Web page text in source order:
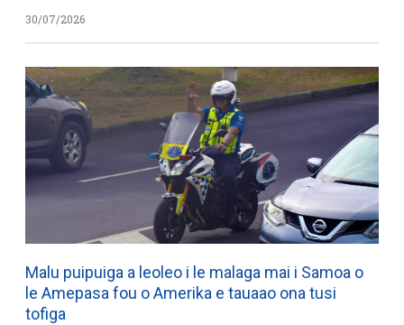
30/07/2026
Malu puipuiga a leoleo i le malaga mai i Samoa o
le Amepasa fou o Amerika e tauaao ona tusi
tofiga